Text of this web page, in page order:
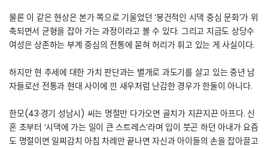
물론 이 같은 현상은 본가 쪽으로 기울었던 ‘봉건적인 시댁 중심 문화’가 위
축되면서 균형을 잡아 가는 과정이라고 볼 수 있다. 그리고 지금도 상당수
여성은 상존하는 부계 중심의 전통에 묻혀 허리가 휘고 있는 게 사실이다.
하지만 현 추세에 대한 가치 판단과는 별개로 과도기를 살고 있는 중년 남
자들로선 전통과 현대 사이에 낀 새우처럼 난감한 경우가 한둘이 아니다.
한모(43·경기 성남시) 씨는 명절만 다가오면 골치가 지끈지끈 아프다. 신
혼 초부터 ‘시댁에 가는 일이 큰 스트레스’라며 입이 붓곤 하던 아내가 요즘
도 명절이면 일찌감치 아침 차례만 끝나면 자신과 아이들의 손을 잡아끌고